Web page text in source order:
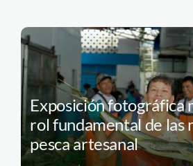
Exposición fotográfica
rol fundamental de las
pesca artesanal